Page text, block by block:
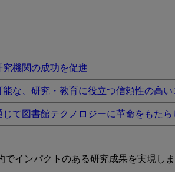
機関の成功を促進
な、研究・教育に役立つ信頼性の高い
て図書館テクノロジーに革命をもたら
インパクトのある研究成果を実現しま